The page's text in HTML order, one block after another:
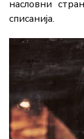
насловни
списанија.